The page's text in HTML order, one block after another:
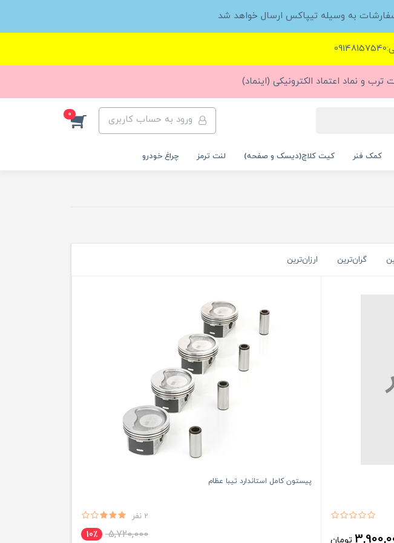
به وسیله تیپاکس ارسال خواهد شد
و نماد اعتماد الکترونیکی (اینماد)
ورود به حساب کاربری 0
کمک فنر کیت کلاچ(دیسک و صفحه) لنت ترمز چراغ خودرو
گران‌ترین ارزان‌ترین
تومان
پیستون کامل استاندارد تیبا عظام
2 نفر
5,720,000 10٪